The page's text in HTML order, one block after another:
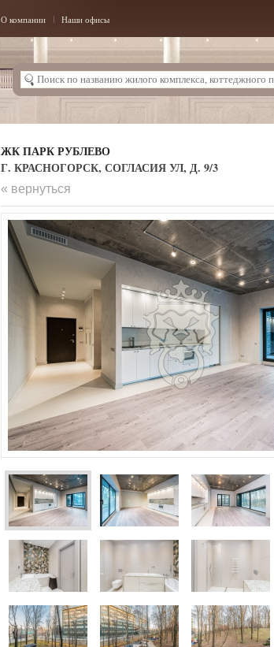
О компании Наши офисы
ЖК ПАРК РУБЛЕВО
Г. КРАСНОГОРСК, СОГЛАСИЯ УЛ, Д. 9/3
« вернуться